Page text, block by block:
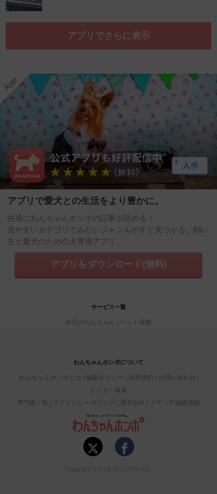
アプリでさらに表示
アプリで愛犬との生活をより豊かに。
快適にわんちゃんホンポの記事が読める！
見やすいカテゴリでみたいジャンルがすぐ見つかる。飼い
主と愛犬のための犬専用アプリ。
アプリをダウンロード(無料)
サービス一覧
今日のわんちゃん ペット保険
わんちゃんホンポについて
わんちゃんホンポとは 編集ポリシー 利用規約
お問い合わせ
ライター募集
専門家一覧
プライバシーポリシー 運営会社 メディア掲載情報